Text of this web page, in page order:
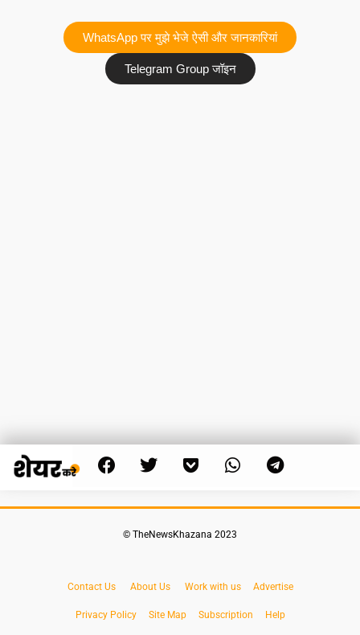
WhatsApp पर मुझे भेजे ऐसी और जानकारियां
Telegram Group जॉइन
© TheNewsKhazana 2023
Contact Us About Us Work with us Advertise
Privacy Policy Site Map Subscription Help